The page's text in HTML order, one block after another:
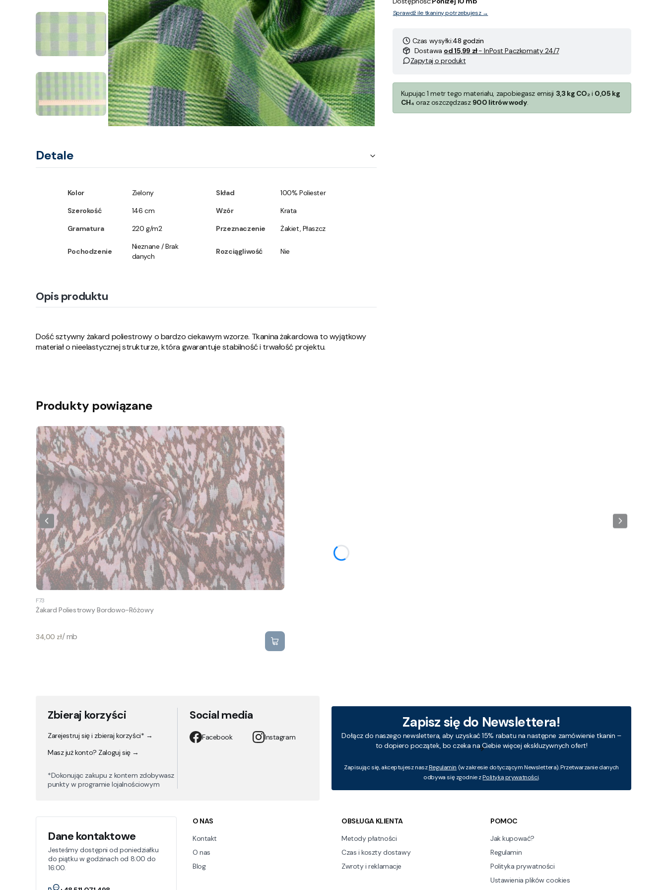
Detale
Kolor Zielony Skład
100% Poliester
Szerokość
146 cm Wzór
Krata
Gramatura
220 g/m2 Przeznaczenie Żakiet, Płaszcz
Pochodzenie
Nieznane / Brak
danych
Rozciągliwość Nie
Opis produktu
Dość sztywny żakard poliestrowy o bardzo ciekawym wzorze. Tkanina żakardowa to wyjątkowy
materiał o nieelastycznej strukturze, która gwarantuje stabilność i trwałość projektu.
Sprawdź ile tkaniny potrzebujesz →
Czas wysyłki:48 godzin
Dostawa od 15,99 zł- InPost Paczkomaty 24/7
Zapytaj o produkt
Kupując 1 metr tego materiału, zapobiegasz emisji 3,3 kg CO₂i 0,05 kg
CH₄ oraz oszczędzasz 900 litrów wody.
Produkty powiązane
F73
Żakard Poliestrowy Bordowo-Różowy
Cena
34,00 zł/ mb
Zbieraj korzyści
Zarejestruj się i zbieraj korzyści* →
Masz już konto? Zaloguj się →
*Dokonując zakupu z kontem zdobywasz
punkty w programie lojalnościowym
Social media
Facebook Instagram
Zapisz się do Newslettera!
Dołącz do naszego newslettera, aby uzyskać 15% rabatu na następne zamówienie tkanin –
to dopiero początek, bo czeka na Ciebie więcej ekskluzywnych ofert!
Zapisując się, akceptujesz naszRegulamin (w zakresie dotyczącym Newslettera). Przetwarzanie danych
odbywa się zgodnie zPolityką prywatności.
Dane kontaktowe
Jesteśmy dostępni od poniedziałku
do piątku w godzinach od 8:00 do
16:00.
Linki w stopce
O NAS
Kontakt
O nas
Blog
OBSŁUGA KLIENTA
Metody płatności
Czas i koszty dostawy
Zwroty i reklamacje
POMOC
Jak kupować?
Regulamin
Polityka prywatności
Ustawienia plików cookies